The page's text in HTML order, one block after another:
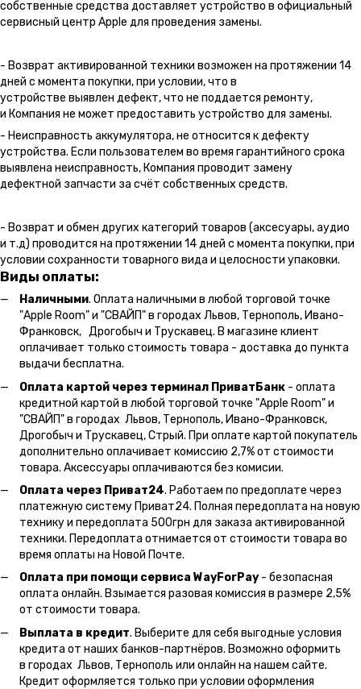
собственные средства доставляет устройство в официальный
сервисный центр Apple для проведения замены.
- Возврат активированной техники возможен на протяжении 14
дней с момента покупки, при условии, что в
устройстве выявлен дефект, что не поддается ремонту,
и Компания не может предоставить устройство для замены.
- Неисправность аккумулятора, не относится к дефекту
устройства. Если пользователем во время гарантийного срока
выявлена неисправность, Компания проводит замену
дефектной запчасти за счёт собственных средств.
- Возврат и обмен других категорий товаров (аксесуары, аудио
и т.д) проводится на протяжении 14 дней с момента покупки, при
условии сохранности товарного вида и целосности упаковки.
Виды оплаты:
Наличными. Оплата наличными в любой торговой точке
"Apple Room" и "СВАЙП" в городах Львов, Тернополь, Ивано-
Франковск, Дрогобыч и Трускавец. В магазине клиент
оплачивает только стоимость товара - доставка до пункта
выдачи бесплатна.
Оплата картой через терминал ПриватБанк - оплата
кредитной картой в любой торговой точке "Apple Room" и
"СВАЙП" в городах Львов, Тернополь, Ивано-Франковск,
Дрогобыч и Трускавец, Стрый. При оплате картой покупатель
дополнительно оплачивает комиссию 2,7% от стоимости
товара. Аксессуары оплачиваются без комисии.
Оплата через Приват24. Работаем по предоплате через
платежную систему Приват24. Полная передоплата на новую
технику и передоплата 500грн для заказа активированной
техники. Передоплата отнимается от стоимости товара во
время оплаты на Новой Почте.
Оплата при помощи сервиса WayForPay - безопасная
оплата онлайн. Взымается разовая комиссия в размере 2,5%
от стоимости товара.
Выплата в кредит. Выберите для себя выгодные условия
кредита от наших банков-партнёров. Возможно оформить
в городах Львов, Тернополь или онлайн на нашем сайте.
Кредит оформляется только при условии оформления